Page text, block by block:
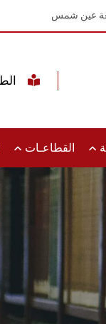
عين شمس
القطاعـات